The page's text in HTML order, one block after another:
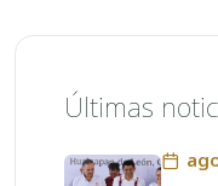
Últimas